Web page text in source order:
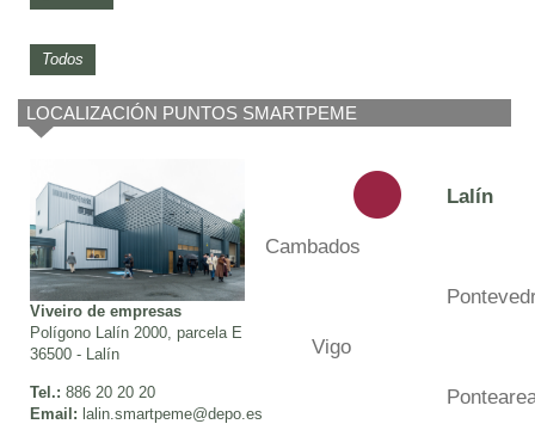
Todos
LOCALIZACIÓN PUNTOS SMARTPEME
Viveiro de empresas
Polígono Lalín 2000, parcela E
36500 - Lalín
Tel.: 886 20 20 20
Email: lalin.smartpeme@depo.es
Lalín
Cambados
Vigo